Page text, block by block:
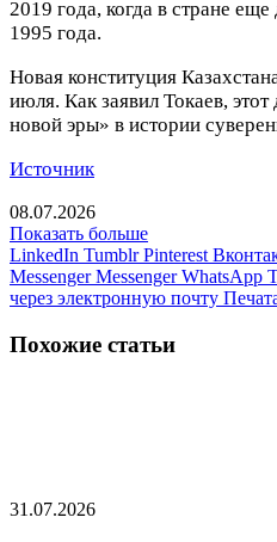
2019 года, когда в стране еще
1995 года.
Новая конституция
июля. Как заявил Токаев,
новой эры» в истории
Источник
08.07.2026
Показать больше
LinkedIn Tumblr Pinterest
Messenger Messenger WhatsApp
через электронную почту
Похожие статьи
31.07.2026